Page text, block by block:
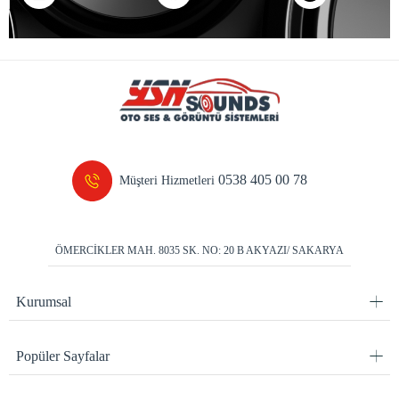
Müşteri Hizmetleri0538 405 00 78
ÖMERCİKLER MAH. 8035 SK. NO: 20 B AKYAZI/ SAKARYA
Kurumsal
Popüler Sayfalar